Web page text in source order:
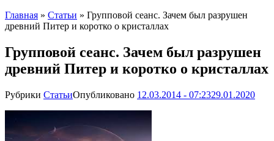
Главная » Статьи » Групповой сеанс. Зачем был разрушен
древний Питер и коротко о кристаллах
Групповой сеанс. Зачем был разрушен
древний Питер и коротко о кристаллах
Рубрики СтатьиОпубликовано 12.03.2014 - 07:2329.01.2020